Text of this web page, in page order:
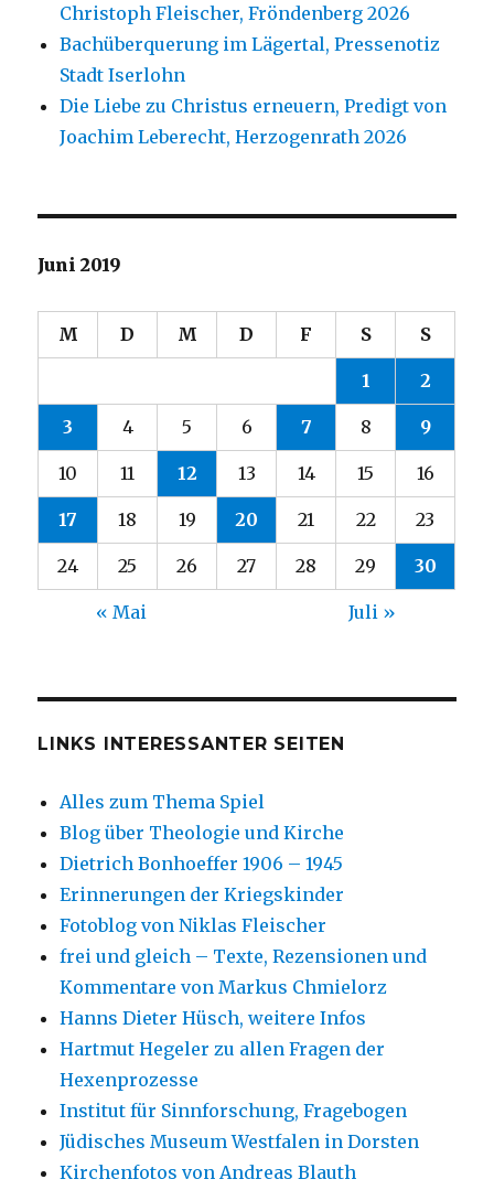
Christoph Fleischer, Fröndenberg 2026
Bachüberquerung im Lägertal, Pressenotiz
Stadt Iserlohn
Die Liebe zu Christus erneuern, Predigt von
Joachim Leberecht, Herzogenrath 2026
Juni 2019
M D M D F S S
1 2
3 4 5 6 7 8 9
10 11 12 13 14 15 16
17 18 19 20 21 22 23
24 25 26 27 28 29 30
« Mai Juli »
LINKS INTERESSANTER SEITEN
Alles zum Thema Spiel
Blog über Theologie und Kirche
Dietrich Bonhoeffer 1906 – 1945
Erinnerungen der Kriegskinder
Fotoblog von Niklas Fleischer
frei und gleich – Texte, Rezensionen und
Kommentare von Markus Chmielorz
Hanns Dieter Hüsch, weitere Infos
Hartmut Hegeler zu allen Fragen der
Hexenprozesse
Institut für Sinnforschung, Fragebogen
Jüdisches Museum Westfalen in Dorsten
Kirchenfotos von Andreas Blauth